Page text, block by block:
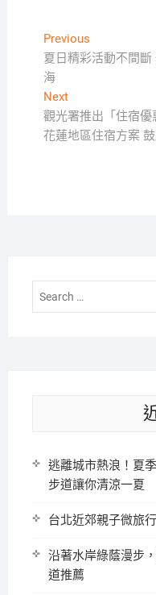
文
章
導
覽
PreviousPrevious
post:
夏日精彩活動不間
海
NextNext
post:
觀光署推出「住宿
花蓮地區住宿方案
逃離城市熱浪！夏
步道讓你清涼一夏
台北近郊親子微旅
沿著水岸綠蔭漫步
道推薦